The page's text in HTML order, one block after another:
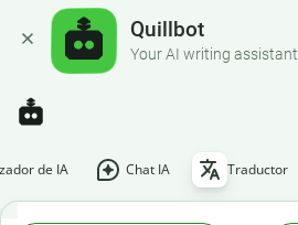
Quillbot
Your AI writing assistant
de IA Chat IA Traductor